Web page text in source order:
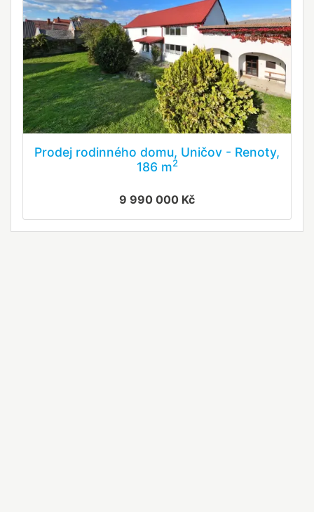
Prodej rodinného domu, Uničov - Renoty,
186 m2
9 990 000 Kč